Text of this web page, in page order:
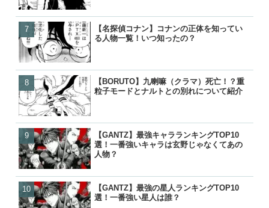
【名探偵コナン】コナンの正体を知ってい
る人物一覧！いつ知ったの？
【BORUTO】九喇嘛（クラマ）死亡！？重
粒子モードとナルトとの別れについて紹介
【GANTZ】最強キャラランキングTOP10
選！一番強いキャラは玄野じゃなくてあの
人物？
【GANTZ】最強の星人ランキングTOP10
選！一番強い星人は誰？
【BORUTO】うずまきボル
を失って里抜け？大筒木化
【名探偵コナン】コナンの
る人物一覧！いつ知ったの
【GANTZ】最強キャララン
選！一番強いキャラは玄野
【GANTZ】最強の星人ラン
選！一番強い星人は誰？
【BORUTO】うずまきボル
を失って里抜け？大筒木化
【名探偵コナン】コナンの
る人物一覧！いつ知ったの
【GANTZ】最強の星人ラン
選！一番強い星人は誰？
【GANTZ】最強キャララン
選！一番強いキャラは玄野
【響け！ユーフォニアム】
付き合って別れた？復縁や
【BORUTO】うずまきボル
を失って里抜け？大筒木化
【BLEACH】護廷十三隊の
覧！初代から10年後まで歴
【BLEACH】零番隊は死亡
後が小説で判明！